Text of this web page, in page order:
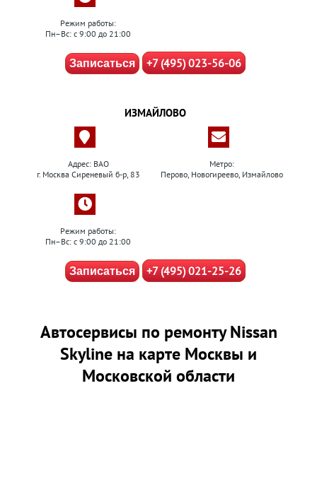
Режим работы:
Пн–Вс: с 9:00 до 21:00
Записаться +7 (495) 023-56-06
ИЗМАЙЛОВО
Адрес: ВАО
г. Москва Сиреневый б-р, 83
Метро:
Перово, Новогиреево, Измайлово
Режим работы:
Пн–Вс: с 9:00 до 21:00
Записаться +7 (495) 021-25-26
Автосервисы по ремонту Nissan
Skyline на карте Москвы и
Московской области